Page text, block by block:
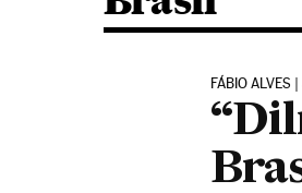
FÁBIO ALVES